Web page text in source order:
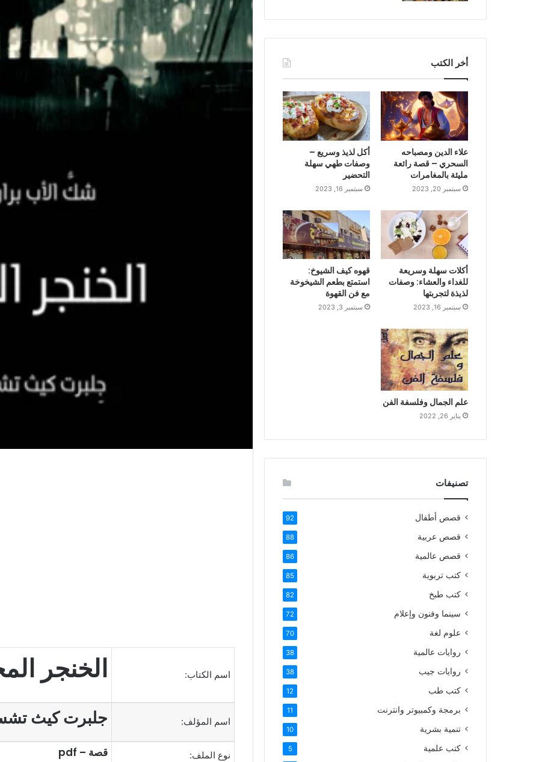
اسم الكتاب: الخنجر
اسم المؤلف: جلبرت كيث
نوع الملف: قصة – pdf
أخر الكتب
علاء الدين ومصباحه
السحري – قصة رائعة
مليئة بالمغامرات
سبتمبر 20, 2023
أكل لذيذ وسريع –
وصفات طهي سهلة
التحضير
سبتمبر 16, 2023
أكلات سهلة وسريعة
للغداء والعشاء: وصفات
لذيذة لتجربتها
سبتمبر 16, 2023
قهوه كيف الشيوخ:
استمتع بطعم الشيخوخة
مع فن القهوة
سبتمبر 3, 2023
علم الجمال وفلسفة الفن
يناير 26, 2022
تصنيفات
قصص أطفال 92
قصص عربية 88
قصص عالمية 86
كتب تربوية 85
كتب طبخ 82
سينما وفنون وإعلام 72
علوم لغة 70
روايات عالمية 38
روايات جيب 38
كتب طب 12
برمجة وكمبيوتر وانترنت 11
تنمية بشرية 10
كتب علمية 5